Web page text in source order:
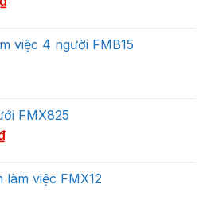
việc 4 người FMB15
FMX825
làm việc FMX12